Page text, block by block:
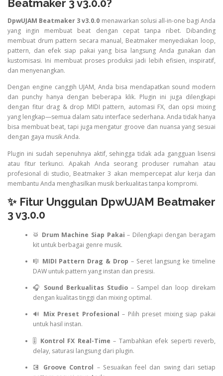
Beatmaker 3 v3.0.0?
DpwUJAM Beatmaker 3 v3.0.0 menawarkan solusi all-in-one bagi Anda
yang ingin membuat beat dengan cepat tanpa ribet. Dibanding
membuat drum pattern secara manual, Beatmaker menyediakan loop,
pattern, dan efek siap pakai yang bisa langsung Anda gunakan dan
kustomisasi. Ini membuat proses produksi jadi lebih efisien, inspiratif,
dan menyenangkan.
Dengan engine canggih UJAM, Anda bisa mendapatkan sound modern
dan punchy hanya dengan beberapa klik. Plugin ini juga dilengkapi
dengan fitur drag & drop MIDI pattern, automasi FX, dan opsi mixing
yang lengkap—semua dalam satu interface sederhana. Anda tidak hanya
bisa membuat beat, tapi juga mengatur groove dan nuansa yang sesuai
dengan gaya musik Anda.
Plugin ini sudah sepenuhnya aktif, sehingga tidak ada gangguan lisensi
atau fitur terkunci. Apakah Anda seorang produser rumahan atau
profesional di studio, Beatmaker 3 akan mempercepat alur kerja dan
membantu Anda menghasilkan musik berkualitas tanpa kompromi.
✨ Fitur Unggulan DpwUJAM Beatmaker
3 v3.0.0
🥁 Drum Machine Siap Pakai – Dilengkapi dengan beragam
kit untuk berbagai genre musik.
🎼 MIDI Pattern Drag & Drop – Seret langsung ke timeline
DAW untuk pattern yang instan dan presisi.
🎧 Sound Berkualitas Studio– Sampel dan loop direkam
dengan kualitas tinggi dan mixing optimal.
🔊 Mix Preset Profesional – Pilih preset mixing siap pakai
untuk hasil instan.
🎚️ Kontrol FX Real-Time – Tambahkan efek seperti reverb,
delay, saturasi langsung dari plugin.
💽 Groove Control – Sesuaikan feel dan swing dari setiap